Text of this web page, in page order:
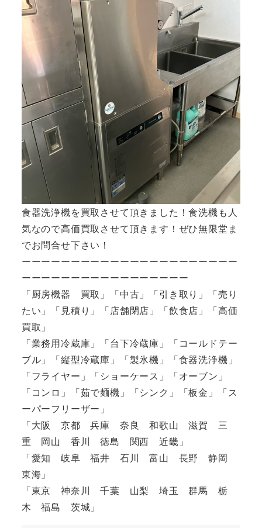
食器洗浄機を買取させて頂きました！食洗機も人
気なので高価買取させて頂きます！ぜひ無限堂ま
でお問合せ下さい！
ーーーーーーーーーーーーーーーーーーーーーー
ーーーーーーーーーーーーーーーーー
「厨房機器 買取」「中古」「引き取り」「売り
たい」「見積り」「店舗閉店」「飲食店」「高価
買取」
「業務用冷蔵庫」「台下冷蔵庫」「コールドテー
ブル」「縦型冷蔵庫」「製氷機」「食器洗浄機」
「フライヤー」「ショーケース」「オーブン」
「コンロ」「茹で麺機」「シンク」「板金」「ス
ーパーフリーザー」
「大阪 京都 兵庫 奈良 和歌山 滋賀 三
重 岡山 香川 徳島 関西 近畿」
「愛知 岐阜 福井 石川 富山 長野 静岡
東海」
「東京 神奈川 千葉 山梨 埼玉 群馬 栃
木 福島 茨城」